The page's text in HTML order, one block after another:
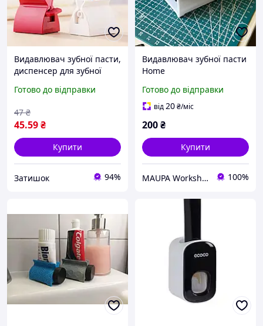
Видавлювач зубної пасти,
диспенсер для зубної
Готово до відправки
45.59₴
47 ₴
Купити
Затишок 94%
Видавлювач зубної пасти
Home
Готово до відправки
від20₴/міс
200₴
Купити
MAUPA Workshop 100%